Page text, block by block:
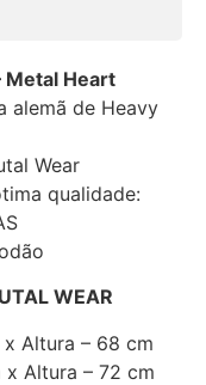
Metal Heart
alemã de Heavy
Wear
qualidade:
WEAR
Altura – 68 cm
x Altura – 72 cm